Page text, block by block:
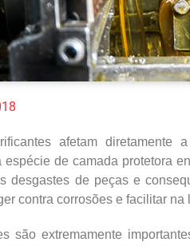
afetam diretamente
espécie de camada protetora
desgastes de peças e
contra corrosões e facilitar na
são extremamente